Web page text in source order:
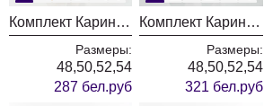
Комплект Карина Делюкс 1460 бежевый
Размеры:
48,50,52,54
287 бел.руб
Комплект Карина Делюкс 1451 антрацит
Размеры:
48,50,52,54
321 бел.руб